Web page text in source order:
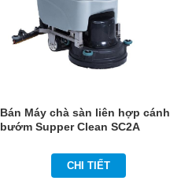
Bán Máy chà sàn liên hợp cánh
bướm Supper Clean SC2A
CHI TIẾT